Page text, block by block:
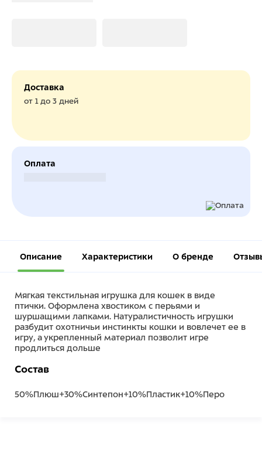
Доставка
от 1 до 3 дней
Оплата
Описание Характеристики О бренде
Мягкая текстильная игрушка для кошек в виде
птички. Оформлена хвостиком с перьями и
шуршащими лапками. Натуралистичность игрушки
разбудит охотничьи инстинкты кошки и вовлечет ее в
игру, а укрепленный материал позволит игре
продлиться дольше
Состав
50%Плюш+30%Синтепон+10%Пластик+10%Перо